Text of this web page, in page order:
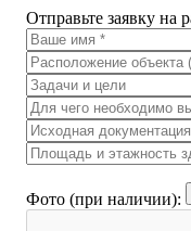
Отправьте заявку на
Фото (при наличии):